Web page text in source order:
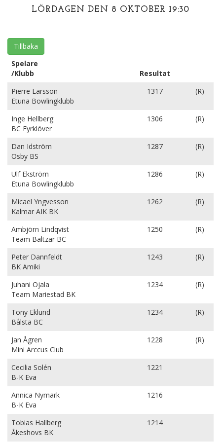
LÖRDAGEN DEN 8 OKTOBER 19:30
Tillbaka
Spelare
/Klubb
Resultat
Pierre Larsson
Etuna Bowlingklubb
1317 (R)
Inge Hellberg
BC Fyrklöver
1306 (R)
Dan Idström
Osby BS
1287 (R)
Ulf Ekström
Etuna Bowlingklubb
1286 (R)
Micael Yngvesson
Kalmar AIK BK
1262 (R)
Ambjörn Lindqvist
Team Baltzar BC
1250 (R)
Peter Dannfeldt
BK Amiki
1243 (R)
Juhani Ojala
Team Mariestad BK
1234 (R)
Tony Eklund
Bålsta BC
1234 (R)
Jan Ågren
Mini Arccus Club
1228 (R)
Cecilia Solén
B-K Eva
1221
Annica Nymark
B-K Eva
1216
Tobias Hallberg
Åkeshovs BK
1214